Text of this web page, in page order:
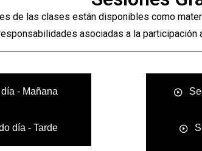
de las clases están disponibles como
asociadas a la participación
- Mañana
día - Tarde